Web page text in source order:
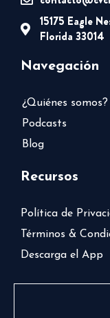
15175 Eagle
Florida 33014
Navegación
¿Quiénes somos?
Podcasts
Blog
Recursos
Política de
Términos &
Descarga el App